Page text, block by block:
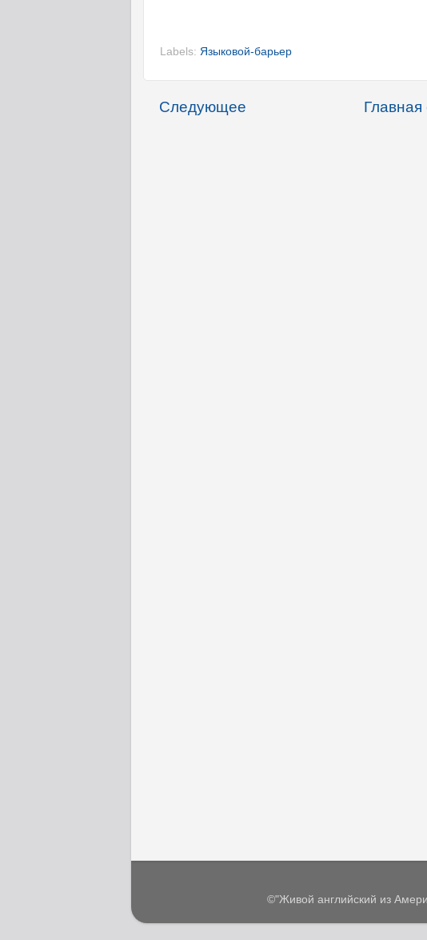
Labels: Языковой-барьер
Следующее Главная
©"Живой английский из